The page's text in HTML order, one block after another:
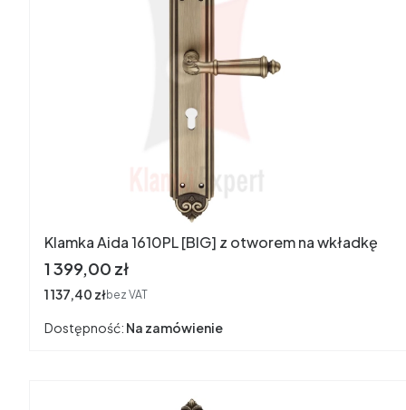
Klamka Aida 1610PL [BIG] z otworem na wkładkę
Cena
1 399,00 zł
Cena
1 137,40 złbez VAT
Dostępność: Na zamówienie